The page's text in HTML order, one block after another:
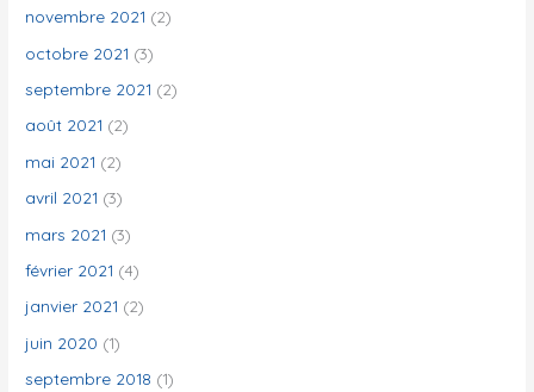
novembre 2021 (2)
octobre 2021 (3)
septembre 2021 (2)
août 2021 (2)
mai 2021 (2)
avril 2021 (3)
mars 2021 (3)
février 2021 (4)
janvier 2021 (2)
juin 2020 (1)
septembre 2018 (1)